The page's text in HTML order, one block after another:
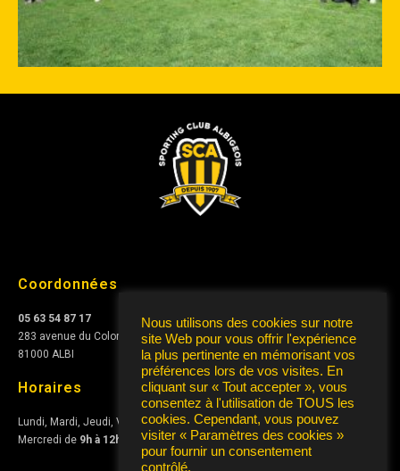
Coordonnées
05 63 54 87 17
283 avenue du Colonel Teyssier
81000 ALBI
Horaires
Lundi, Mardi, Jeudi, Vendredi de10h à 12het de15h à 17h
Mercredi de 9h à 12h
Nous utilisons des cookies sur notre
site Web pour vous offrir l'expérience
la plus pertinente en mémorisant vos
préférences lors de vos visites. En
cliquant sur « Tout accepter », vous
consentez à l'utilisation de TOUS les
cookies. Cependant, vous pouvez
visiter « Paramètres des cookies »
pour fournir un consentement
contrôlé.